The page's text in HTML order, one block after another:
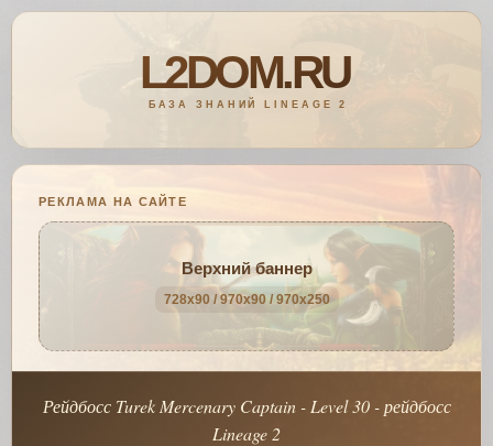
РЕКЛАМА НА САЙТЕ
Верхний баннер
728x90 / 970x90 / 970x250
Рейдбосс Turek Mercenary Captain - Level 30 - рейдбосс
Lineage 2